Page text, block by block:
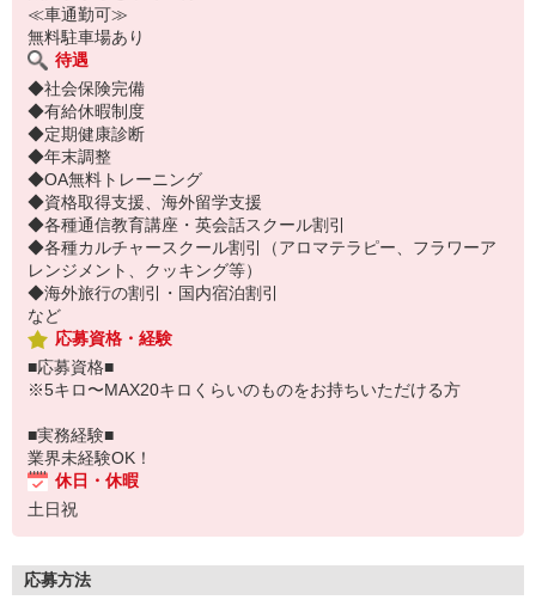
≪車通勤可≫
無料駐車場あり
待遇
◆社会保険完備
◆有給休暇制度
◆定期健康診断
◆年末調整
◆OA無料トレーニング
◆資格取得支援、海外留学支援
◆各種通信教育講座・英会話スクール割引
◆各種カルチャースクール割引（アロマテラピー、フラワーア
レンジメント、クッキング等）
◆海外旅行の割引・国内宿泊割引
など
応募資格・経験
■応募資格■
※5キロ〜MAX20キロくらいのものをお持ちいただける方
■実務経験■
業界未経験OK！
休日・休暇
土日祝
応募方法